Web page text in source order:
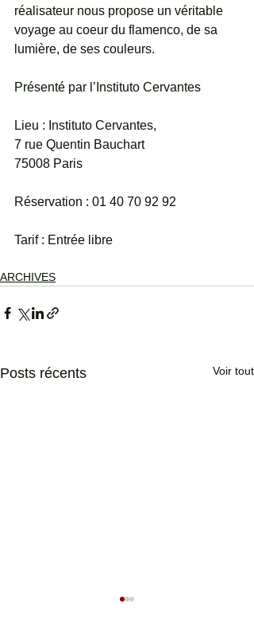
réalisateur nous propose un véritable
voyage au coeur du flamenco, de sa
lumière, de ses couleurs.
Présenté par l’Instituto Cervantes
Lieu : Instituto Cervantes,
7 rue Quentin Bauchart
75008 Paris
Réservation : 01 40 70 92 92
Tarif : Entrée libre
ARCHIVES
Posts récents Voir tout